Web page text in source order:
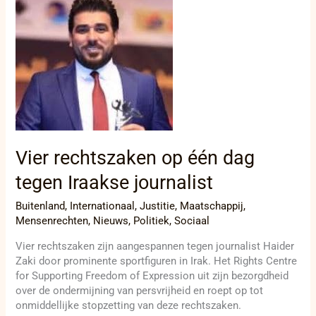
Vier rechtszaken op één dag
tegen Iraakse journalist
Buitenland, Internationaal,Justitie, Maatschappij,
Mensenrechten, Nieuws, Politiek,Sociaal
Vier rechtszaken zijn aangespannen tegen journalist Haider
Zaki door prominente sportfiguren in Irak. Het Rights Centre
for Supporting Freedom of Expression uit zijn bezorgdheid
over de ondermijning van persvrijheid en roept op tot
onmiddellijke stopzetting van deze rechtszaken.